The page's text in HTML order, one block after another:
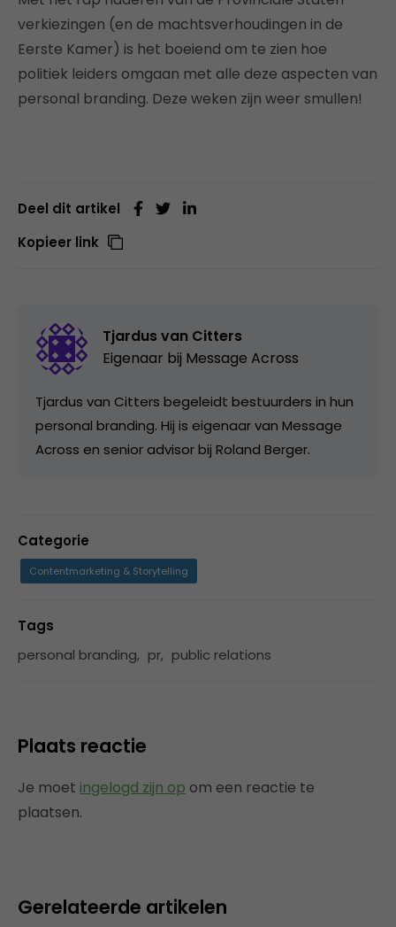
verkiezingen (en de machtsverhoudingen in de
Eerste Kamer) is het boeiend om te zien hoe
politiek leiders omgaan met alle deze aspecten van
personal branding. Deze weken zijn weer smullen!
Deel dit artikel
Kopieer link
Tjardus van Citters
Eigenaar bij Message Across
Tjardus van Citters begeleidt bestuurders in hun
personal branding. Hij is eigenaar van Message
Across en senior advisor bij Roland Berger.
Categorie
Contentmarketing & Storytelling
Tags
personal branding, pr, public relations
Plaats reactie
Je moet ingelogd zijn op om een reactie te
plaatsen.
Gerelateerde artikelen